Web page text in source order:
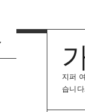
지퍼
습니다.